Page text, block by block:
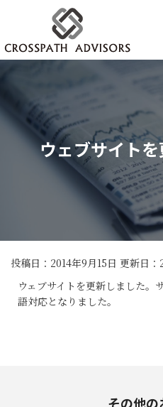
ウェブサイト
投稿日：2014年9月15日 更新日：
ウェブサイトを更新しました。
語対応となりました。
その他の